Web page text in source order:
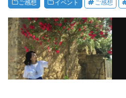
ご感想 イベント ご感想